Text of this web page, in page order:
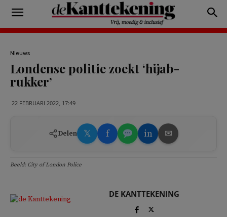
Nieuws
Londense politie zoekt ‘hijab-
rukker’
22 FEBRUARI 2022, 17:49
Delen 𝕏 f in ✉
Beeld: City of London Police
DE KANTTEKENING